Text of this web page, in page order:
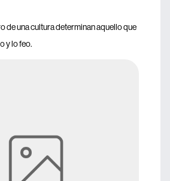
de una cultura determinan aquello que
y lo feo.